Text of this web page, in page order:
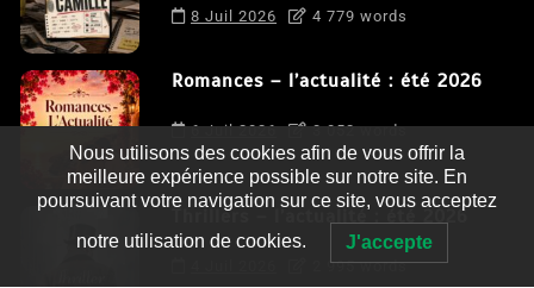
8 Juil 2026 4 779 words
Romances – l’actualité : été 2026
6 Juil 2026 3 052 words
Thrillers – l’actualité : été 2026
2 995 words
Nous utilisons des cookies afin de vous offrir la
meilleure expérience possible sur notre site. En
poursuivant votre navigation sur ce site, vous acceptez
notre utilisation de cookies. J'accepte